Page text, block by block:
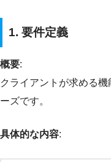
1. 要件定義
概要:
クライアントが求める
ーズです。
具体的な内容: